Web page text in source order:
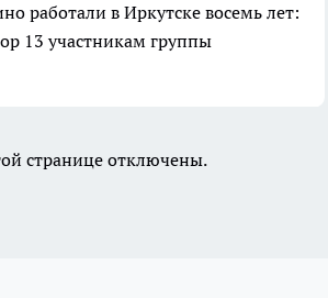
работали в Иркутске восемь лет:
13 участникам группы
странице отключены.